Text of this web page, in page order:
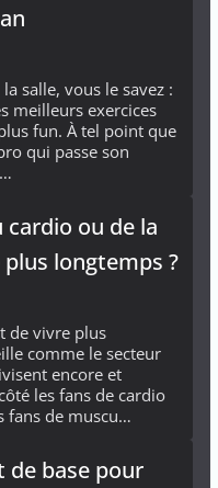
salle, vous le savez :
meilleurs exercices
fun. À tel point que
qui passe son
ou de la
longtemps ?
de vivre plus
comme le secteur
encore et
les fans de cardio
fans de muscu…
de base pour